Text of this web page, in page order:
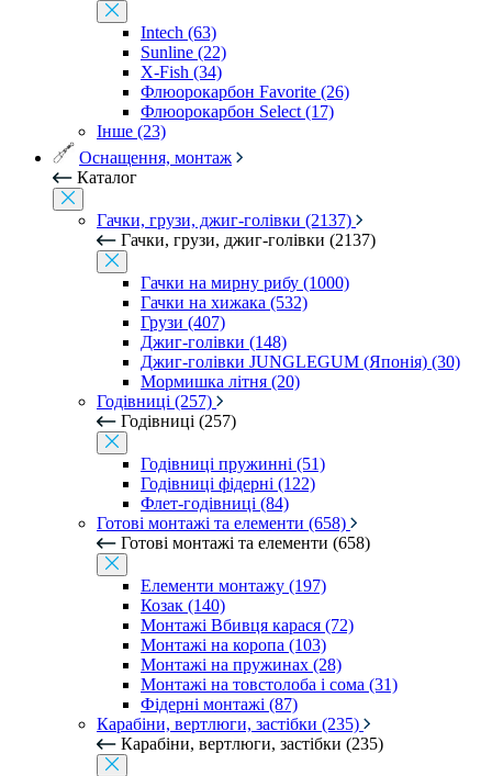
Intech (63)
Sunline (22)
X-Fish (34)
Флюорокарбон Favorite (26)
Флюорокарбон Select (17)
Інше (23)
Оснащення, монтаж
Каталог
Гачки, грузи, джиг-голівки (2137)
Гачки, грузи, джиг-голівки (2137)
Гачки на мирну рибу (1000)
Гачки на хижака (532)
Грузи (407)
Джиг-голівки (148)
Джиг-голівки JUNGLEGUM (Японія) (30)
Мормишка літня (20)
Годівниці (257)
Годівниці (257)
Годівниці пружинні (51)
Годівниці фідерні (122)
Флет-годівниці (84)
Готові монтажі та елементи (658)
Готові монтажі та елементи (658)
Елементи монтажу (197)
Козак (140)
Монтажі Вбивця карася (72)
Монтажі на коропа (103)
Монтажі на пружинах (28)
Монтажі на товстолоба і сома (31)
Фідерні монтажі (87)
Карабіни, вертлюги, застібки (235)
Карабіни, вертлюги, застібки (235)